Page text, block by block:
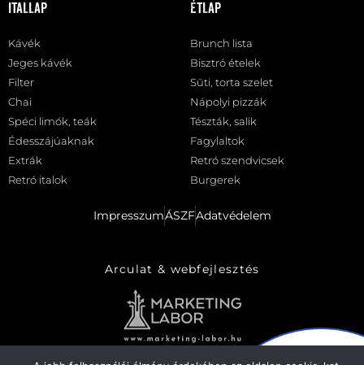
Itallap
Kávék
Jeges kávék
Filter
Chai
Spéci limók, teák
Édesszájúaknak
Extrák
Retró italok
Étlap
Brunch lista
Bisztró ételek
Süti, torta szelet
Nápolyi pizzák
Tészták, salik
Fagylaltok
Retró szendvicsek
Burgerek
ImpresszumÁSZFAdatvédelem
Arculat & webfejlesztés